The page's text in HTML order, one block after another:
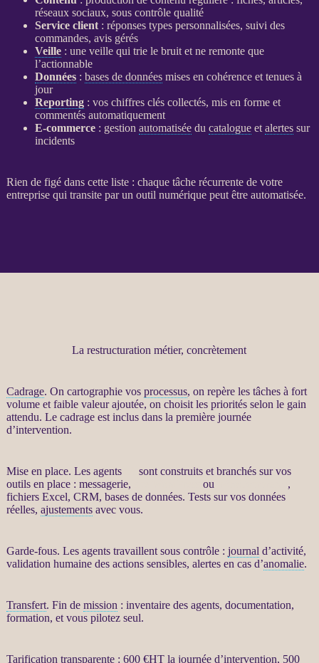
réseaux sociaux, sous contrôle qualité
Service client: réponses types personnalisées, suivi des
commandes, avis gérés
Veille: une veillequi trie le bruit et ne remonte que
l’actionnable
Données: bases de donnéesmises en cohérence et tenues à
jour
Reporting: vos chiffres clés collectés, mis en forme et
commentés automatiquement
E-commerce: gestion automatiséedu catalogueet alertessur
incidents
Rien de figé dans cette liste : chaque tâche récurrente de votre
entreprise qui transite par un outil numérique peut être automatisée.
La restructuration métier, concrètement
Cadrage. On cartographie vos processus, on repère les tâches à fort
volume et faible valeur ajoutée, on choisit les priorités selon le gain
attendu. Le cadrageest inclus dans la première journée
d’intervention.
Mise en place. Les agents
sont construits et branchés sur vos
outils en place : messagerie,
ou
,
fichiers Excel, CRM, bases de données. Tests sur vos données
réelles, ajustementsavec vous.
Garde-fous. Les agentstravaillent sous contrôle : journal d’activité,
validation humaine des actions sensibles, alertesen cas d’anomalie.
Transfert. Fin de mission : inventaire des agents, documentation,
formation, et vous pilotez seul.
Tarification transparente : 600 €HTla journée d’intervention, 500